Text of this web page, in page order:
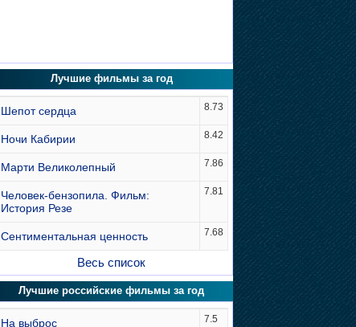
Лучшие фильмы за год
Шепот сердца 8.73
Ночи Кабирии 8.42
Марти Великолепный 7.86
Человек-бензопила. Фильм:
История Резе
7.81
Сентиментальная ценность 7.68
Весь список
Лучшие российские фильмы за год
На выброс 7.5